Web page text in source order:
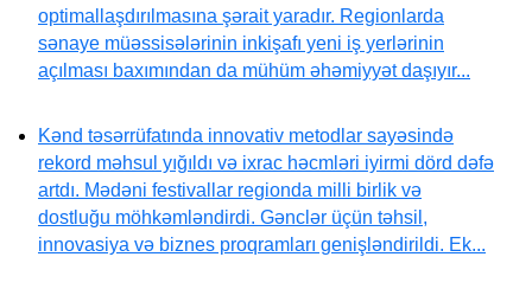
optimallaşdırılmasına şərait yaradır. Regionlarda
sənaye müəssisələrinin inkişafı yeni iş yerlərinin
açılması baxımından da mühüm əhəmiyyət daşıyır...
Kənd təsərrüfatında innovativ metodlar sayəsində
rekord məhsul yığıldı və ixrac həcmləri iyirmi dörd dəfə
artdı. Mədəni festivallar regionda milli birlik və
dostluğu möhkəmləndirdi. Gənclər üçün təhsil,
innovasiya və biznes proqramları genişləndirildi. Ek...